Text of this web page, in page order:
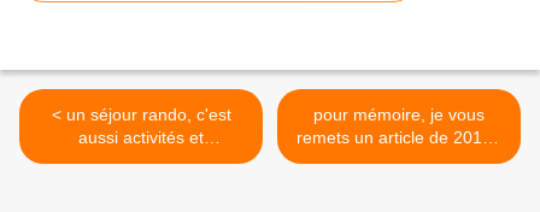
< un séjour rando, c'est
aussi activités et
observations
pour mémoire, je vous
remets un article de 2015 :
Bien lacer ses chaussures